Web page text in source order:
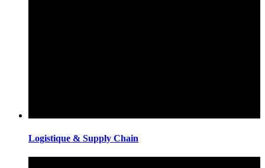
Logistique & Supply Chain